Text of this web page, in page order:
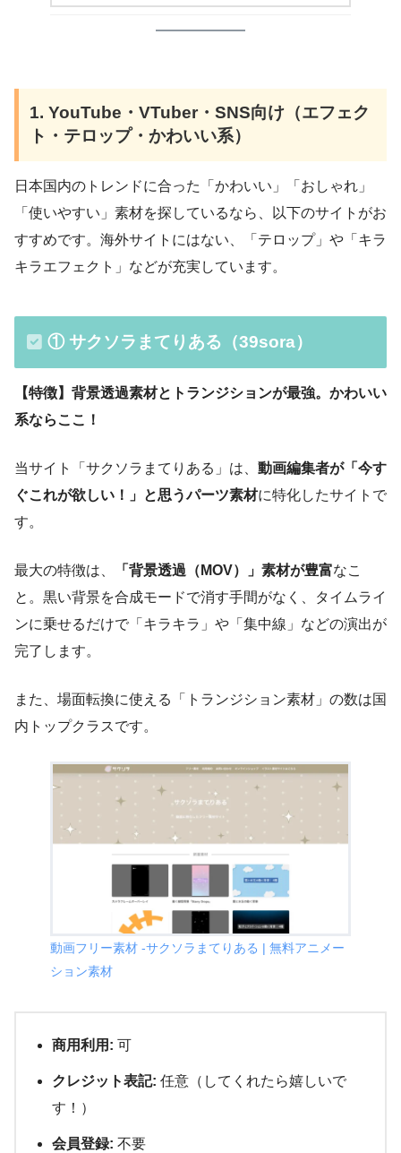
1. YouTube・VTuber・SNS向け（エフェク
ト・テロップ・かわいい系）
日本国内のトレンドに合った「かわいい」「おしゃれ」
「使いやすい」素材を探しているなら、以下のサイトがお
すすめです。海外サイトにはない、「テロップ」や「キラ
キラエフェクト」などが充実しています。
① サクソラまてりある（39sora）
【特徴】背景透過素材とトランジションが最強。かわいい
系ならここ！
当サイト「サクソラまてりある」は、 動画編集者が「今す
ぐこれが欲しい！」と思うパーツ素材に特化したサイトで
す。
最大の特徴は、 「背景透過（MOV）」素材が豊富なこ
と。黒い背景を合成モードで消す手間がなく、タイムライ
ンに乗せるだけで「キラキラ」や「集中線」などの演出が
完了します。
また、場面転換に使える「トランジション素材」の数は国
内トップクラスです。
動画フリー素材 -サクソラまてりある | 無料アニメー
ション素材
商用利用: 可
クレジット表記: 任意（してくれたら嬉しいで
す！）
会員登録: 不要